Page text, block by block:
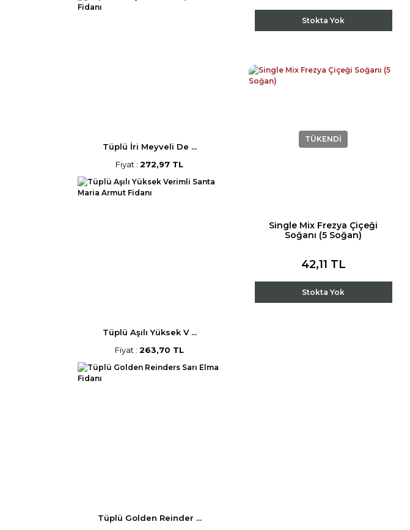
Tüplü İri Meyveli De ...
Fiyat : 272,97 TL
Tüplü Aşılı Yüksek V ...
Fiyat : 263,70 TL
Tüplü Golden Reinder ...
Stokta Yok
TÜKENDİ
Single Mix Frezya Çiçeği
Soğanı (5 Soğan)
42,11 TL
Stokta Yok